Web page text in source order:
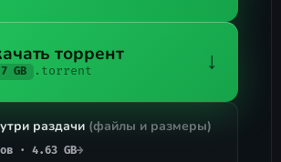
торрент
GB .torrent ↓
раздачи (файлы и размеры)
· 4.63 GB→